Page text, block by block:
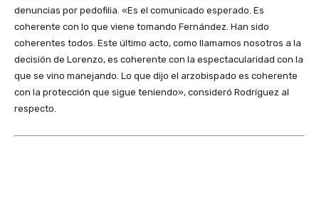
denuncias por pedofilia. «Es el comunicado esperado. Es
coherente con lo que viene tomando Fernández. Han sido
coherentes todos. Este último acto, como llamamos nosotros a la
decisión de Lorenzo, es coherente con la espectacularidad con la
que se vino manejando. Lo que dijo el arzobispado es coherente
con la protección que sigue teniendo», consideró Rodríguez al
respecto.